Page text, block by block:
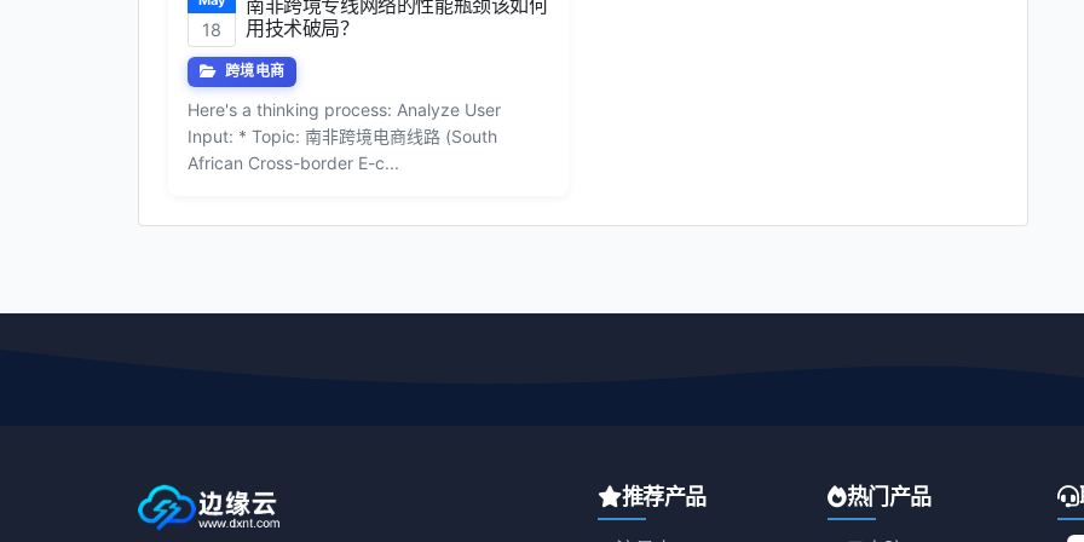
18
南非跨境专线网络的性能瓶颈该如何
用技术破局？
跨境电商
Here's a thinking process: Analyze User
Input: * Topic: 南非跨境电商线路 (South
African Cross-border E-c...
推荐产品 热门产品